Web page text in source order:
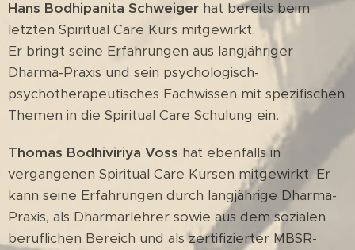
Hans Bodhipanita Schweiger hat bereits beim
letzten Spiritual Care Kurs mitgewirkt.
Er bringt seine Erfahrungen aus langjähriger
Dharma-Praxis und sein psychologisch-
psychotherapeutisches Fachwissen mit spezifischen
Themen in die Spiritual Care Schulung ein.
Thomas Bodhiviriya Voss hat ebenfalls in
vergangenen Spiritual Care Kursen mitgewirkt. Er
kann seine Erfahrungen durch langjährige Dharma-
Praxis, als Dharmarlehrer sowie aus dem sozialen
beruflichen Bereich und als zertifizierter MBSR-